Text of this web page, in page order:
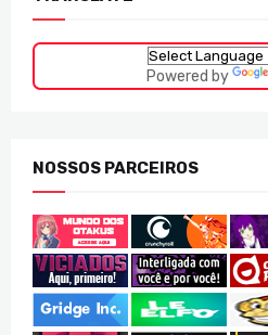
Powered by
NOSSOS PARCEIROS